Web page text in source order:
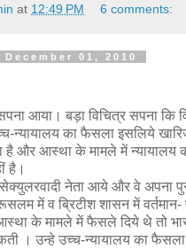
at 12:49 PM 6 comments:
December 01, 2010
आया। बड़ा विचित्र सपना कि
न्यायालय का फैसला इसलिये
है और आस्था के मामले में न्यायालय
है।
नेता आये और वे अपना
में व ब्रिटीश शासन में वर्तमान-
के मामले में फैसले दिये थे तो
। उन्हे उच्च-न्यायालय का फैसला